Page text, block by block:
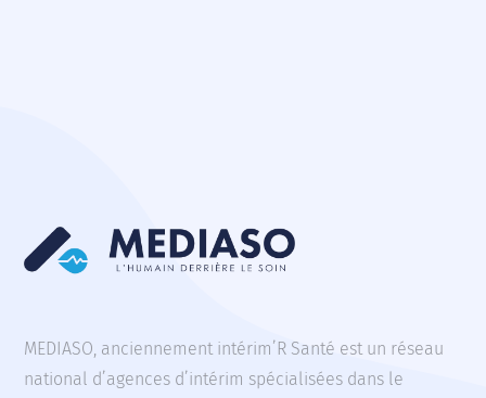
MEDIASO, anciennement intérim’R Santé est un réseau
national d’agences d’intérim spécialisées dans le